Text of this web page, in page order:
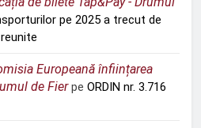
pe 2025 a trecut de
Europeană înființarea
de Fierpe ORDIN nr. 3.716